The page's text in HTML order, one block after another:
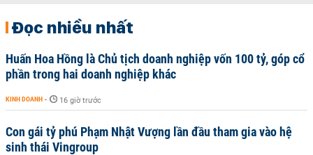
Đọc nhiều nhất
Huấn Hoa Hồng là Chủ tịch doanh nghiệp vốn 100 tỷ, góp cổ
phần trong hai doanh nghiệp khác
KINH DOANH - 16 giờ trước
Con gái tỷ phú Phạm Nhật Vượng lần đầu tham gia vào hệ
sinh thái Vingroup